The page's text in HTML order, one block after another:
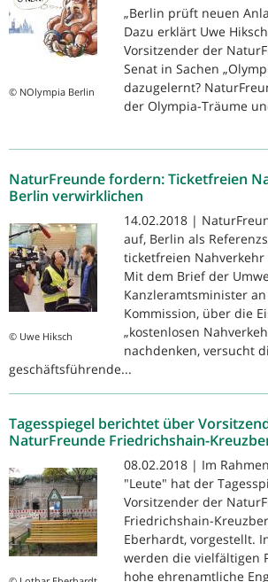
© NOlympia Berlin
„Berlin prüft neuen
Dazu erklärt Uwe
Vorsitzender der
Senat in Sachen
dazugelernt?
der Olympia-Träume
NaturFreunde fordern: Ticketfreien
Berlin verwirklichen
© Uwe Hiksch
14.02.2018 |
auf, Berlin als
ticketfreien Nahverkehr
Mit dem Brief der
Kanzleramtsminister an
Kommission, über die
„kostenlosen
nachdenken, versucht
geschäftsführende...
Tagesspiegel berichtet über
NaturFreunde Friedrichshain-
08.02.2018 | Im
"Leute" hat der
Vorsitzender der
Friedrichshain-
Eberhardt, vorgestellt.
werden die vielfältigen
hohe ehrenamtliche